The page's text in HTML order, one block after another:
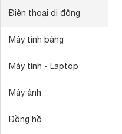
Điện thoại di động
Máy tính bảng
Máy tính - Laptop
Máy ảnh
Đồng hồ